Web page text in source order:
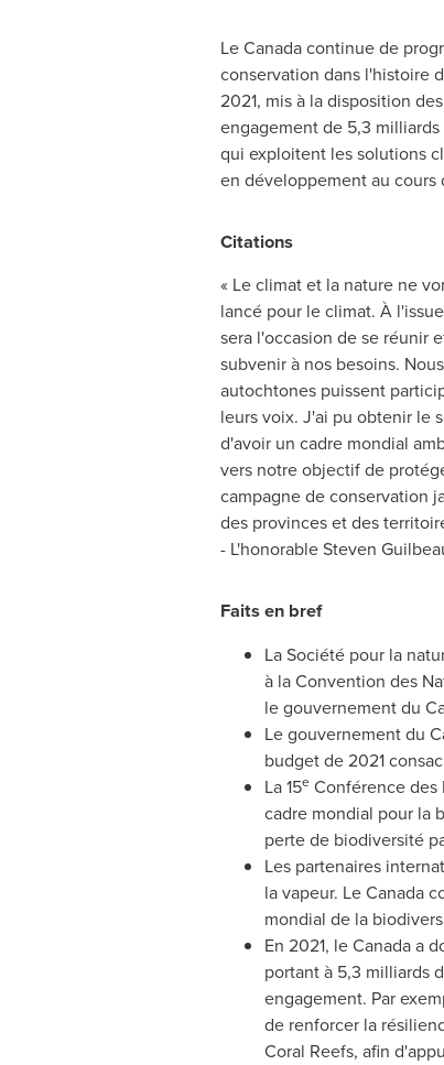
Le Canadacontinue de
conservation dans l'histoire
2021, mis à la disposition
engagement de 5,3
qui exploitent les solutions
en développement au cours
Citations
« Le climat et la nature ne
lancé pour le climat. À
sera l'occasion de se réunir
subvenir à nos besoins.
autochtones puissent
leurs voix. J'ai pu obtenir le
d'avoir un cadre mondial
vers notre objectif de
campagne de conservation
des provinces et des
- L'honorable Steven
Faits en bref
La Société pour la
à la Convention des
le gouvernement du
Le gouvernement du
budget de 2021
La 15eConférence des
cadre mondial pour la
perte de biodiversité
Les partenaires
la vapeur. Le Canada
mondial de la
En 2021, le Canada a
portant à 5,3 milliards
engagement. Par
de renforcer la
Coral Reefs, afin